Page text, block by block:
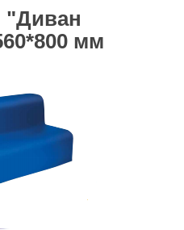
"Диван
мм